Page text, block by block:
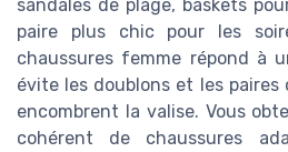
sandales de plage, baskets
paire plus chic pour les
chaussures femme répond à
évite les doublons et les
encombrent la valise. Vous
cohérent de chaussures